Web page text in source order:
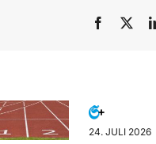
24. JULI 2026